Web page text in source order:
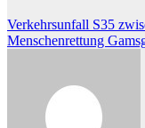
Verkehrsunfall S35
Menschenrettung